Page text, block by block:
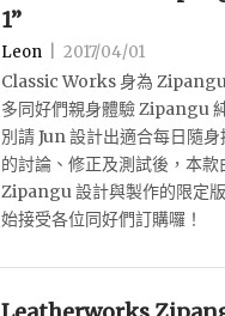
1”
Leon 2017/04/01
Classic Works 身為
多同好們親身體驗 Zipangu
別請 Jun 設計出適合每日隨
的討論、修正及測試後，本
Zipangu 設計與製作的限定
始接受各位同好們訂購囉！